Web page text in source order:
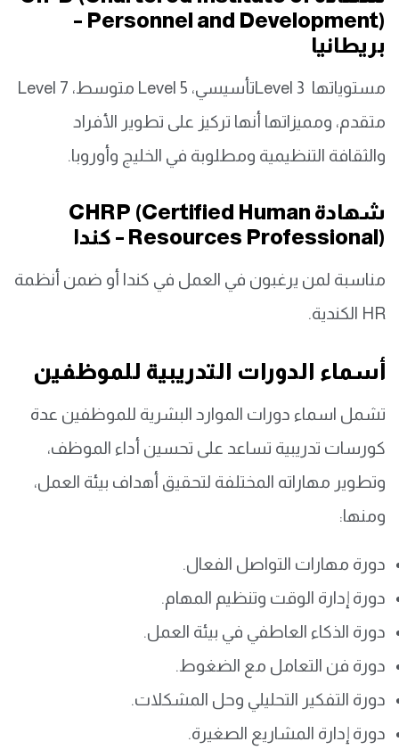
Personnel and Development) –
بريطانيا
مستوياتها Level 3تأسيسي، Level 5 متوسط، Level 7
متقدم، ومميزاتها أنها تركيز على تطوير الأفراد
والثقافة التنظيمية ومطلوبة في الخليج وأوروبا.
شهادة CHRP (Certified Human
Resources Professional) – كندا
مناسبة لمن يرغبون في العمل في كندا أو ضمن أنظمة
HR الكندية.
أسماء الدورات التدريبية للموظفين
تشمل اسماء دورات الموارد البشرية للموظفين عدة
كورسات تدريبية تساعد على تحسين أداء الموظف،
وتطوير مهاراته المختلفة لتحقيق أهداف بيئة العمل،
ومنها:
دورة مهارات التواصل الفعال.
دورة إدارة الوقت وتنظيم المهام.
دورة الذكاء العاطفي في بيئة العمل.
دورة فن التعامل مع الضغوط.
دورة التفكير التحليلي وحل المشكلات.
دورة إدارة المشاريع الصغيرة.